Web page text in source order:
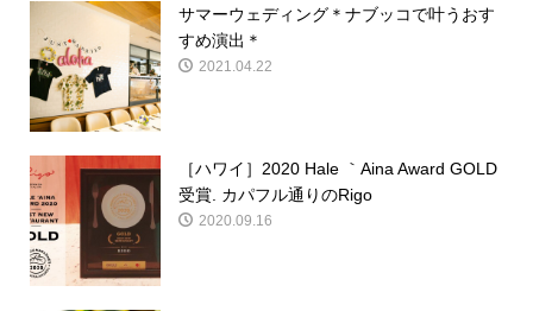
サマーウェディング＊ナブッコで叶うおす
すめ演出＊
2021.04.22
［ハワイ］2020 Hale ｀Aina Award GOLD
受賞. カパフル通りのRigo
2020.09.16